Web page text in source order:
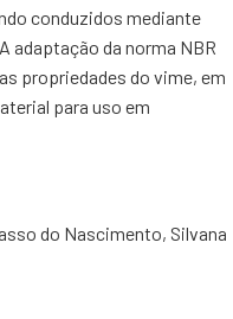
conduzidos mediante
adaptação da norma NBR
propriedades do vime, em
para uso em
do Nascimento, Silvana